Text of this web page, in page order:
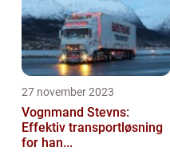
27 november 2023
Vognmand Stevns:
Effektiv transportløsning
for han...